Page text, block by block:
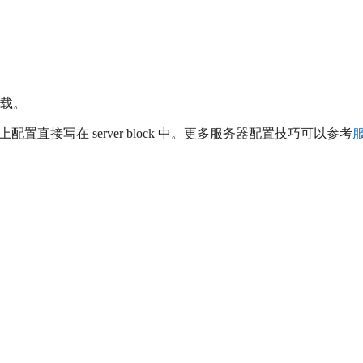
。
配置直接写在 server block 中。更多服务器配置技巧可以参考